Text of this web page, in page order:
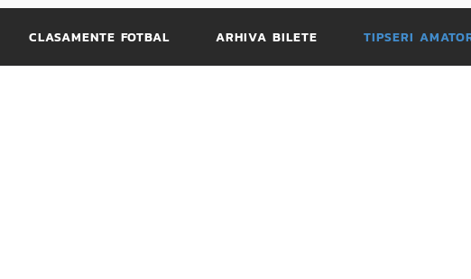
CLASAMENTE FOTBAL ARHIVA BILETE TIPSERI